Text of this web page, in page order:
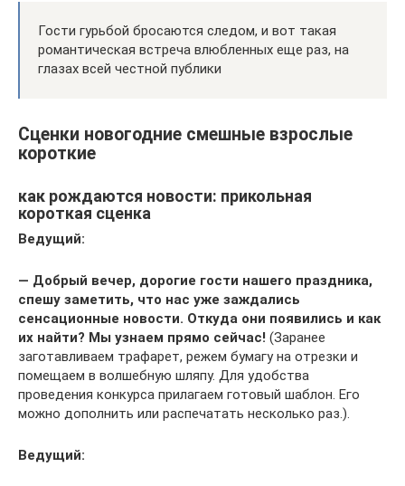
Гости гурьбой бросаются следом, и вот такая
романтическая встреча влюбленных еще раз, на
глазах всей честной публики
Сценки новогодние смешные взрослые
короткие
как рождаются новости: прикольная
короткая сценка
Ведущий:
— Добрый вечер, дорогие гости нашего праздника,
спешу заметить, что нас уже заждались
сенсационные новости. Откуда они появились и как
их найти? Мы узнаем прямо сейчас! (Заранее
заготавливаем трафарет, режем бумагу на отрезки и
помещаем в волшебную шляпу. Для удобства
проведения конкурса прилагаем готовый шаблон. Его
можно дополнить или распечатать несколько раз.).
Ведущий: